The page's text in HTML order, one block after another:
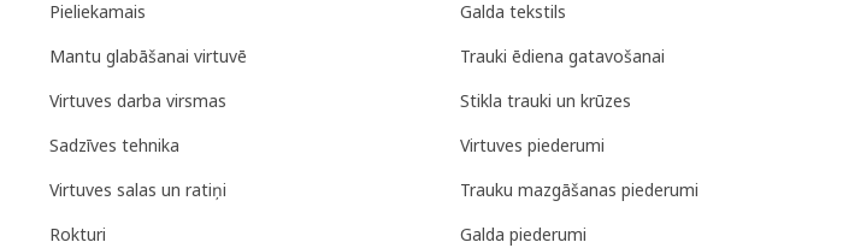
Pieliekamais
Mantu glabāšanai virtuvē
Virtuves darba virsmas
Sadzīves tehnika
Virtuves salas un ratiņi
Rokturi
Galda tekstils
Trauki ēdiena gatavošanai
Stikla trauki un krūzes
Virtuves piederumi
Trauku mazgāšanas piederumi
Galda piederumi